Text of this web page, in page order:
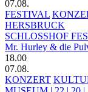
07.08.
FESTIVAL
HERSBRUCK
SCHLOSSHOF
Mr. Hurley & die
18.00
07.08.
KONZERT